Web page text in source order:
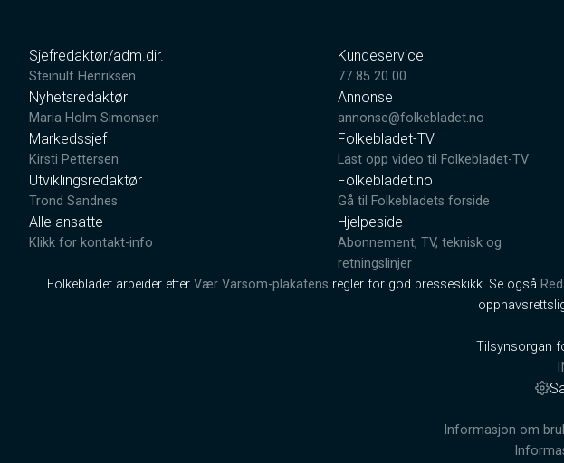
Sjefredaktør/adm.dir.
Steinulf Henriksen
Nyhetsredaktør
Maria Holm Simonsen
Markedssjef
Kirsti Pettersen
Utviklingsredaktør
Trond Sandnes
Alle ansatte
Klikk for kontakt-info
Kundeservice
77 85 20 00
Annonse
annonse@folkebladet.no
Folkebladet-TV
Last opp video til Folkebladet-TV
Folkebladet.no
Gå til Folkebladets forside
Hjelpeside
Abonnement, TV, teknisk og
retningslinjer
Folkebladet arbeider etter Vær Varsom-plakatens regler for god presseskikk. Se også
Tilsynsorgan
Informasjon om